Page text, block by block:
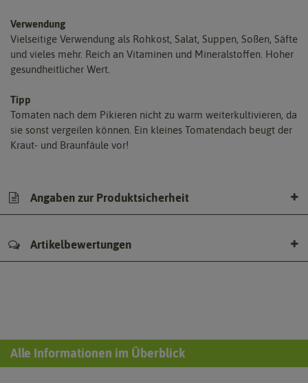
Verwendung
Vielseitige Verwendung als Rohkost, Salat, Suppen, Soßen, Säfte
und vieles mehr. Reich an Vitaminen und Mineralstoffen. Hoher
gesundheitlicher Wert.
Tipp
Tomaten nach dem Pikieren nicht zu warm weiterkultivieren, da
sie sonst vergeilen können. Ein kleines Tomatendach beugt der
Kraut- und Braunfäule vor!
Angaben zur Produktsicherheit
Artikelbewertungen
Alle Informationen im Überblick